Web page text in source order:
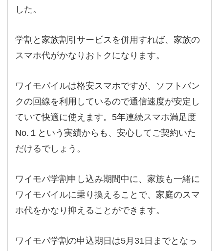
した。
学割と家族割引サービスを併用すれば、家族の
スマホ代がかなりおトクになります。
ワイモバイルは格安スマホですが、ソフトバン
クの回線を利用しているので通信速度が安定し
ていて快適に使えます。5年連続スマホ満足度
No.１という実績からも、安心してご契約いた
だけるでしょう。
ワイモバ学割申し込み期間中に、家族も一緒に
ワイモバイルに乗り換えることで、家庭のスマ
ホ代をかなり抑えることができます。
ワイモバ学割の申込期日は5月31日までとなっ